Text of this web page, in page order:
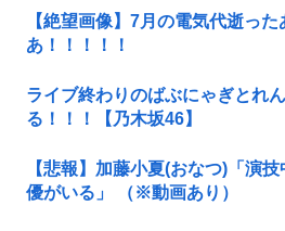
【絶望画像】7月の電気代逝っ
あ！！！！！
ライブ終わりのばぶにゃぎとれ
る！！！【乃木坂46】
【悲報】加藤小夏(おなつ)「演
優がいる」 （※動画あり）